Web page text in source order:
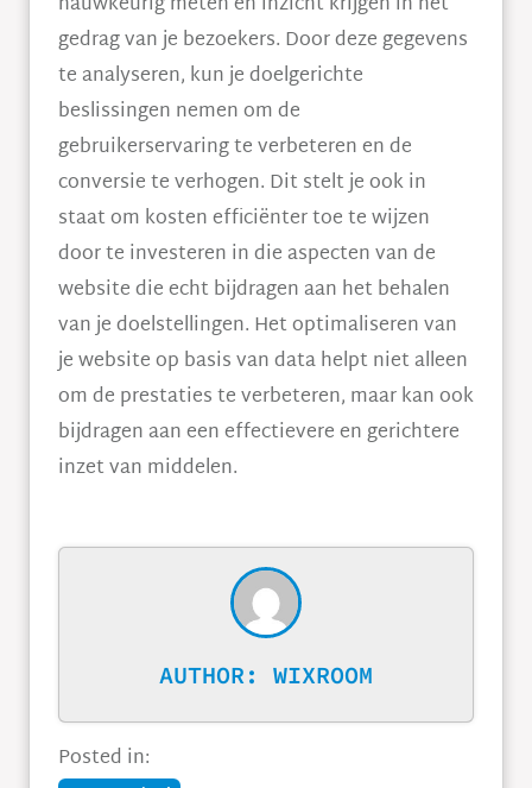
gedrag van je bezoekers. Door deze gegevens
te analyseren, kun je doelgerichte
beslissingen nemen om de
gebruikerservaring te verbeteren en de
conversie te verhogen. Dit stelt je ook in
staat om kosten efficiënter toe te wijzen
door te investeren in die aspecten van de
website die echt bijdragen aan het behalen
van je doelstellingen. Het optimaliseren van
je website op basis van data helpt niet alleen
om de prestaties te verbeteren, maar kan ook
bijdragen aan een effectievere en gerichtere
inzet van middelen.
AUTHOR: WIXROOM
Posted in: